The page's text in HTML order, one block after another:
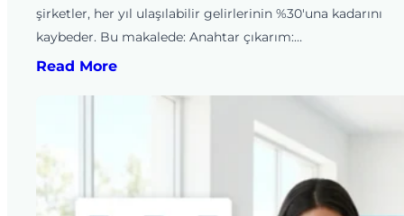
şirketler, her yıl ulaşılabilir gelirlerinin %30'una kadarını
kaybeder. Bu makalede: Anahtar çıkarım:…
Read More